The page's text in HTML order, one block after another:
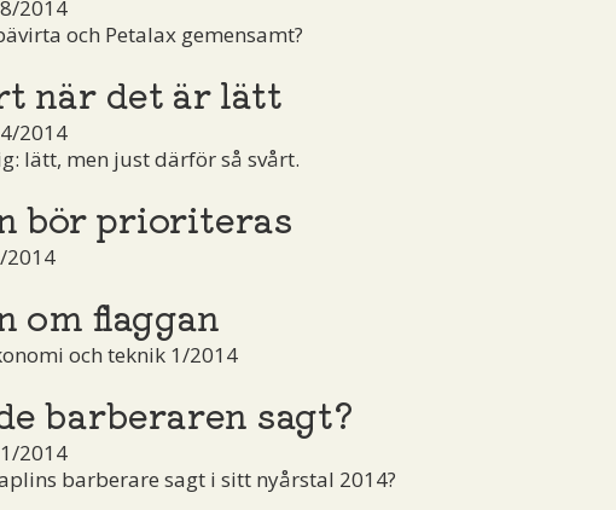
2014
och Petalax gemensamt?
när det är lätt
2014
lätt, men just därför så svårt.
bör prioriteras
2014
om flaggan
och teknik 1/2014
barberaren sagt?
2014
barberare sagt i sitt nyårstal 2014?